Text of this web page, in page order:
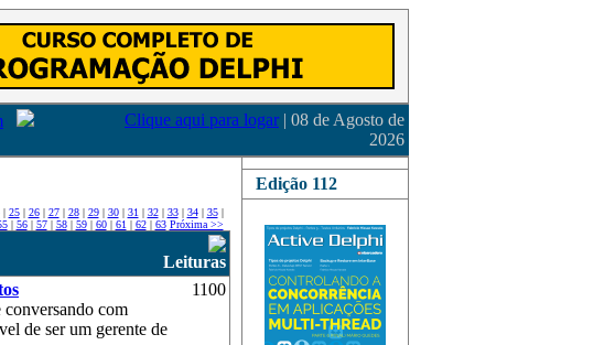
Clique aqui para logar | 08 de Agosto de
2026
| 25| 26| 27| 28| 29| 30| 31 | 32| 33| 34| 35|
| 56| 57| 58| 59| 60| 61 | 62| 63 Próxima >>
Leituras
com
de ser um gerente de
1100
Edição 112